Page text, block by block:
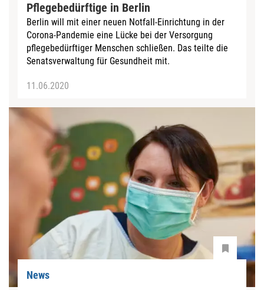
Pflegebedürftige in Berlin
Berlin will mit einer neuen Notfall-Einrichtung in der
Corona-Pandemie eine Lücke bei der Versorgung
pflegebedürftiger Menschen schließen. Das teilte die
Senatsverwaltung für Gesundheit mit.
11.06.2020
News